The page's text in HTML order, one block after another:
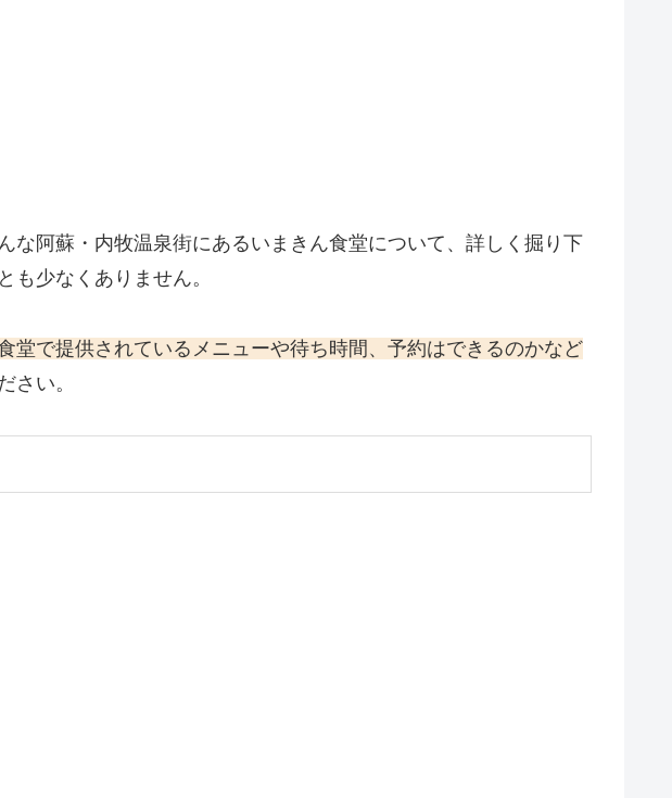
な阿蘇・内牧温泉街にあるいまきん食堂について、詳しく掘り下
少なくありません。
堂で提供されているメニューや待ち時間、予約はできるのかなど
さい。